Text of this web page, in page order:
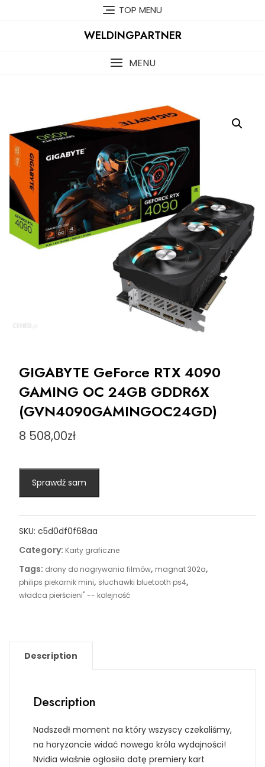
TOP MENU
WELDINGPARTNER
MENU
GIGABYTE GeForce RTX 4090
GAMING OC 24GB GDDR6X
(GVN4090GAMINGOC24GD)
8 508,00zł
Sprawdź sam
SKU: c5d0df0f68aa
Category: Karty graficzne
Tags: drony do nagrywania filmów, magnat 302a,
philips piekarnik mini, słuchawki bluetooth ps4,
władca pierścieni'' -- kolejność
Description
Description
Nadszedł moment na który wszyscy czekaliśmy,
na horyzoncie widać nowego króla wydajności!
Nvidia właśnie ogłosiła datę premiery kart